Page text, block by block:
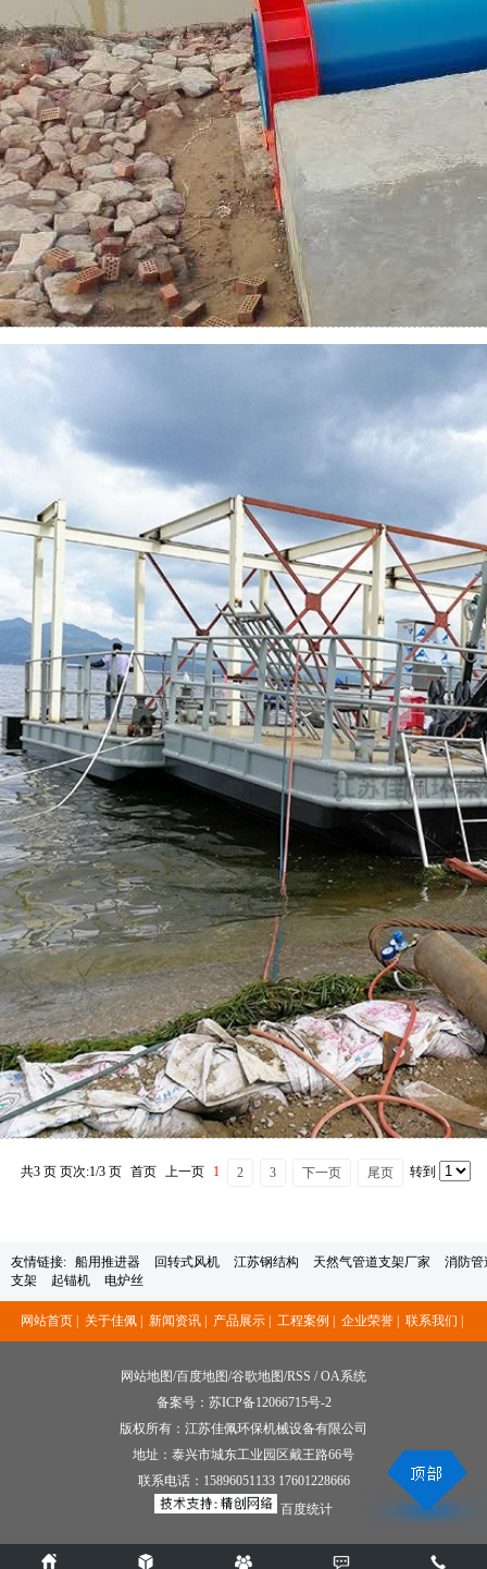
共3 页 页次:1/3 页 首页 上一页 1 2 3 下一页 尾页 转到
友情链接: 船用推进器 回转式风机 江苏钢结构 天然气管道支架厂家
消防管
支架
起锚机 电炉丝
网站首页 | 关于佳佩 | 新闻资讯 | 产品展示 | 工程案例 | 企业荣誉 | 联系我们 |
网站地图/百度地图/谷歌地图/RSS /OA系统
备案号： 苏ICP备12066715号-2
版权所有：江苏佳佩环保机械设备有限公司
地址：泰兴市城东工业园区戴王路66号
联系电话： 15896051133 17601228666
百度统计